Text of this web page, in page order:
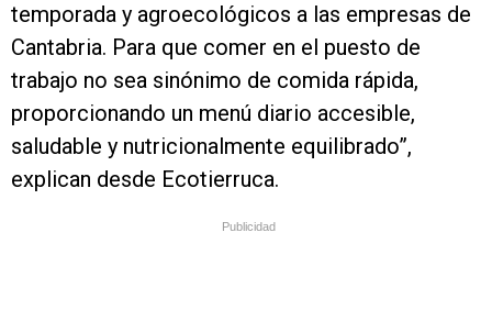
temporada y agroecológicos a las empresas de
Cantabria. Para que comer en el puesto de
trabajo no sea sinónimo de comida rápida,
proporcionando un menú diario accesible,
saludable y nutricionalmente equilibrado”,
explican desde Ecotierruca.
Publicidad